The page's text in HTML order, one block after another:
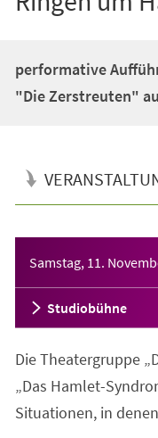
performative
"Die Zerstreuten"
Samstag, 11.
Studiobühne
Die Theatergruppe
„Das Hamlet-
Situationen, in